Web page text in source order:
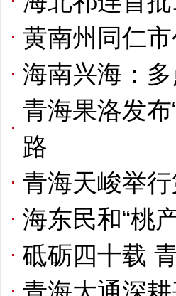
黄南州同仁
海南兴海：
青海果洛发
路
青海天峻举
海东民和“桃
砥砺四十载